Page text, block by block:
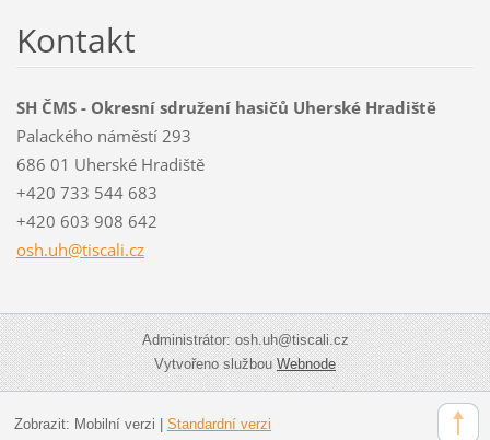
Kontakt
SH ČMS - Okresní sdružení hasičů Uherské Hradiště
Palackého náměstí 293
686 01 Uherské Hradiště
+420 733 544 683
+420 603 908 642
osh.uh@tiscali.cz
Administrátor: osh.uh@tiscali.cz
Vytvořeno službouWebnode
Zobrazit: Mobilní verzi Standardní verzi